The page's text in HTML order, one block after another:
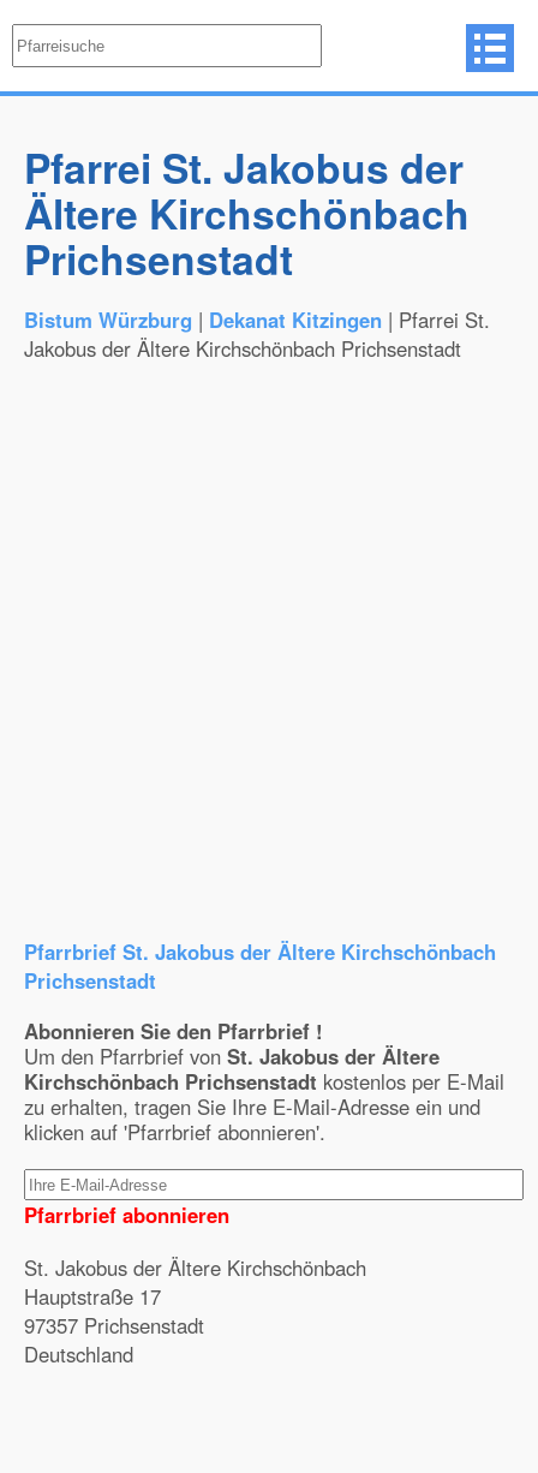
Pfarrei St. Jakobus der
Ältere Kirchschönbach
Prichsenstadt
Bistum Würzburg | Dekanat Kitzingen | Pfarrei St.
Jakobus der Ältere Kirchschönbach Prichsenstadt
Pfarrbrief St. Jakobus der Ältere Kirchschönbach
Prichsenstadt
Abonnieren Sie den Pfarrbrief !
Um den Pfarrbrief von St. Jakobus der Ältere
Kirchschönbach Prichsenstadt kostenlos per E-Mail
zu erhalten, tragen Sie Ihre E-Mail-Adresse ein und
klicken auf 'Pfarrbrief abonnieren'.
Pfarrbrief abonnieren
St. Jakobus der Ältere Kirchschönbach
Hauptstraße 17
97357 Prichsenstadt
Deutschland